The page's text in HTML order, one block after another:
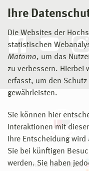
Ihre
Die Websites der
statistischen
Matomo, um das
zu verbessern. Hierbei
erfasst, um den
gewährleisten.
Sie können hier
Interaktionen mit
Ihre Entscheidung
Sie bei künftigen
werden. Sie haben
Social Media